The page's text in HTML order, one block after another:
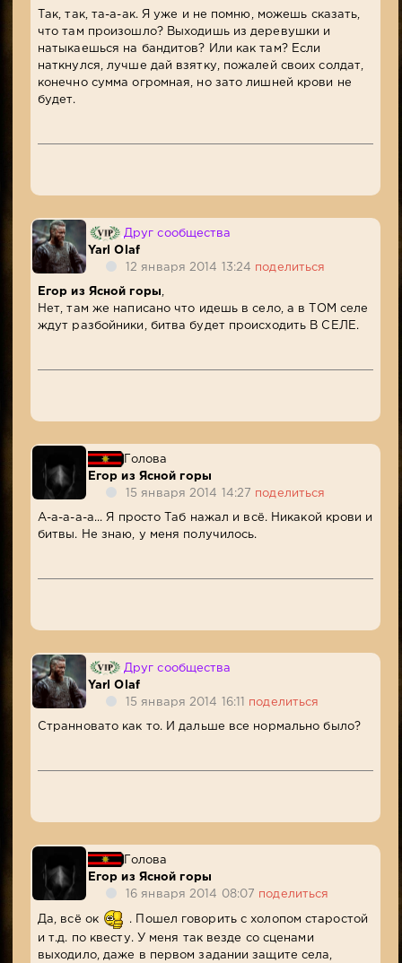
Так, так, та-а-ак. Я уже и не помню, можешь сказать,
что там произошло? Выходишь из деревушки и
натыкаешься на бандитов? Или как там? Если
наткнулся, лучше дай взятку, пожалей своих солдат,
конечно сумма огромная, но зато лишней крови не
будет.
Друг сообщества
Yarl Olaf
12 января 2014 13:24 поделиться
Егор из Ясной горы
Нет, там же написано что идешь в село, а в ТОМ селе
ждут разбойники, битва будет происходить В СЕЛЕ.
Голова
Егор из Ясной горы
15 января 2014 14:27 поделиться
А-а-а-а-а... Я просто Таб нажал и всё. Никакой крови и
битвы. Не знаю, у меня получилось.
Друг сообщества
Yarl Olaf
15 января 2014 16:11 поделиться
Странновато как то. И дальше все нормально было?
Голова
Егор из Ясной горы
16 января 2014 08:07 поделиться
Да, всё ок
. Пошел говорить с холопом старостой
и т.д. по квесту. У меня так везде со сценами
выходило, даже в первом задании защите села,